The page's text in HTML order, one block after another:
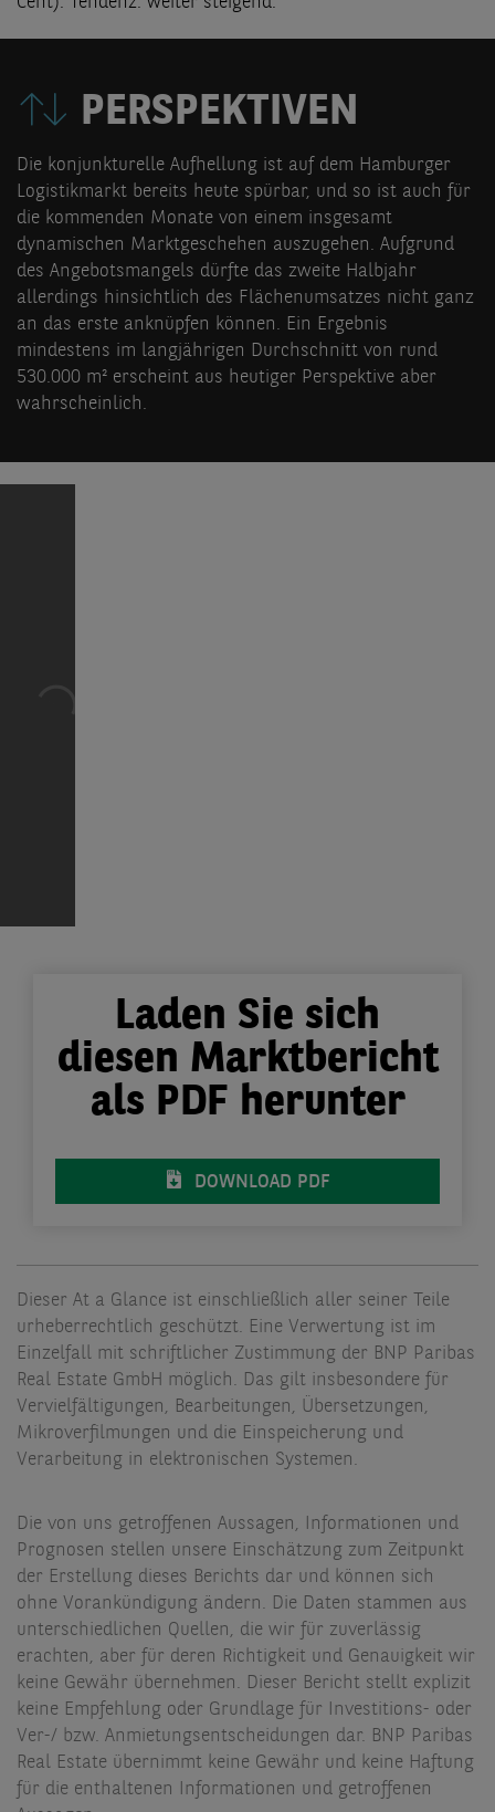
PERSPEKTIVEN
Die konjunkturelle Aufhellung ist auf dem Hamburger
Logistikmarkt bereits heute spürbar, und so ist auch für
die kommenden Monate von einem insgesamt
dynamischen Marktgeschehen auszugehen. Aufgrund
des Angebotsmangels dürfte das zweite Halbjahr
allerdings hinsichtlich des Flächenumsatzes nicht ganz
an das erste anknüpfen können. Ein Ergebnis
mindestens im langjährigen Durchschnitt von rund
530.000 m² erscheint aus heutiger Perspektive aber
wahrscheinlich.
Laden Sie sich
diesen Marktbericht
als PDF herunter
DOWNLOAD PDF
Dieser At a Glance ist einschließlich aller seiner Teile
urheberrechtlich geschützt. Eine Verwertung ist im
Einzelfall mit schriftlicher Zustimmung der BNP Paribas
Real Estate GmbH möglich. Das gilt insbesondere für
Vervielfältigungen, Bearbeitungen, Übersetzungen,
Mikroverfilmungen und die Einspeicherung und
Verarbeitung in elektronischen Systemen.
Die von uns getroffenen Aussagen, Informationen und
Prognosen stellen unsere Einschätzung zum Zeitpunkt
der Erstellung dieses Berichts dar und können sich
ohne Vorankündigung ändern. Die Daten stammen aus
unterschiedlichen Quellen, die wir für zuverlässig
erachten, aber für deren Richtigkeit und Genauigkeit wir
keine Gewähr übernehmen. Dieser Bericht stellt explizit
keine Empfehlung oder Grundlage für Investitions- oder
Ver-/ bzw. Anmietungsentscheidungen dar. BNP Paribas
Real Estate übernimmt keine Gewähr und keine Haftung
für die enthaltenen Informationen und getroffenen